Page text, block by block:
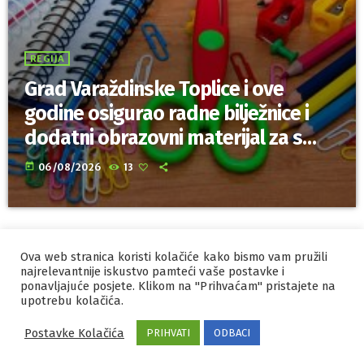
REGIJA
Grad Varaždinske Toplice i ove
godine osigurao radne bilježnice i
dodatni obrazovni materijal za sve
osnovnoškolce
today 06/08/2026 13
IZRADA I HOSTINGORBIS
MARKETING
PRAVILA PRIVATNOSTI
Ova web stranica koristi kolačiće kako bismo vam pružili
najrelevantnije iskustvo pamteći vaše postavke i
ponavljajuće posjete. Klikom na "Prihvaćam" pristajete na
upotrebu kolačića.
Postavke Kolačića PRIHVATI ODBACI